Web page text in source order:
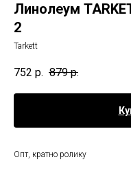
Линолеум
2
Tarkett
752 р. 879 р.
Опт, кратно ролику